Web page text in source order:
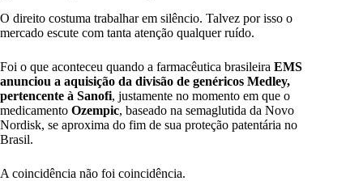
O direito costuma trabalhar em silêncio. Talvez por isso o
mercado escute com tanta atenção qualquer ruído.
Foi o que aconteceu quando a farmacêutica brasileira EMS
anunciou a aquisição da divisão de genéricos Medley,
pertencente à Sanofi, justamente no momento em que o
medicamento Ozempic, baseado na semaglutida da Novo
Nordisk, se aproxima do fim de sua proteção patentária no
Brasil.
A coincidência não foi coincidência.